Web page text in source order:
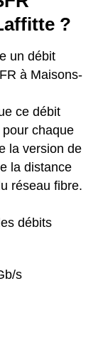
?
un débit
à Maisons-
ce débit
chaque
la version de
la distance
réseau fibre.
débits
s